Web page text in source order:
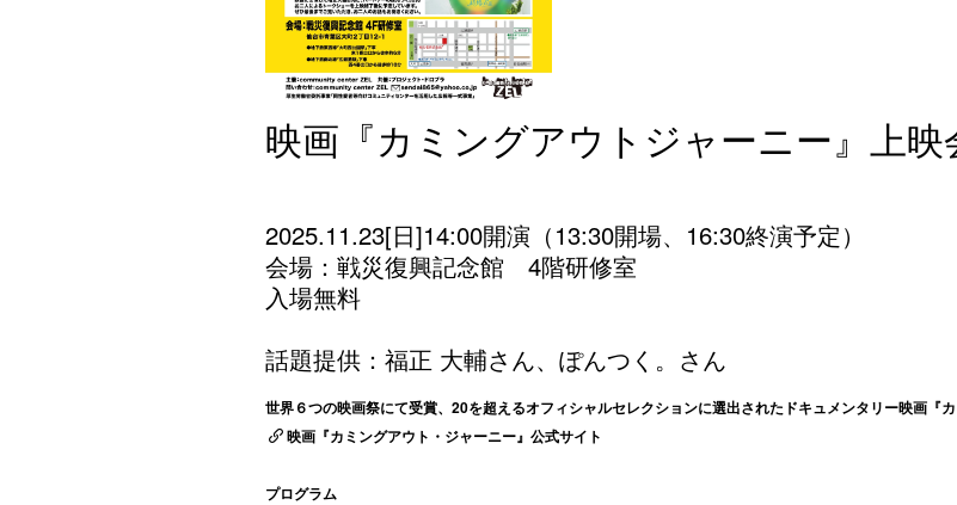
映画『カミングアウトジャーニー』上映
2025.11.23[日]14:00開演（13:30開場、16:30終演予定）
会場：戦災復興記念館 4階研修室
入場無料
話題提供：福正 大輔さん、ぽんつく。さん
世界６つの映画祭にて受賞、20を超えるオフィシャルセレクションに選出されたドキュメンタリー映画『
映画『カミングアウト・ジャーニー』公式サイト
プログラム